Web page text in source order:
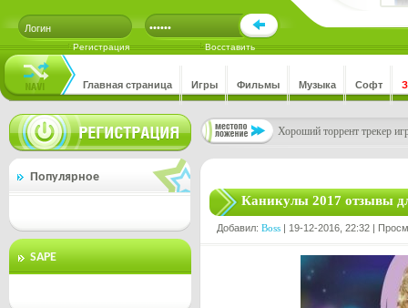
Регистрация Восставить
Главная страница Игры Фильмы Музыка Софт
Хороший торрент трекер
Популярное
SAPE
Каникулы 2017 отзывы
Добавил: Boss | 19-12-2016, 22:32 |